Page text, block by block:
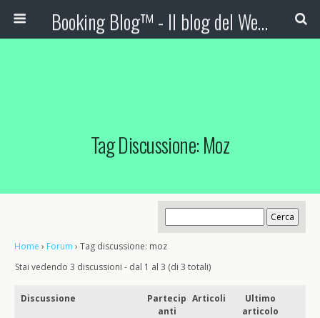
Booking Blog™ - Il blog del Web Marketing Turistico
Tag Discussione: Moz
Home › Forum › Tag discussione: moz
Stai vedendo 3 discussioni - dal 1 al 3 (di 3 totali)
Discussione
Partecip
anti
Articoli
Ultimo
articolo